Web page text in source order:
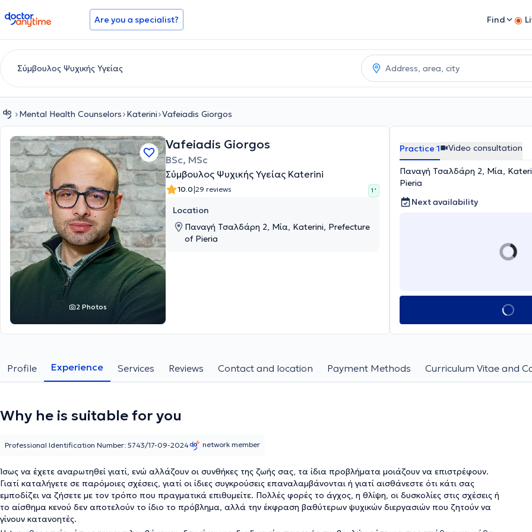
doctoranytime Are you a specialist? Find
Mental Health Counselors Katerini Vafeiadis Giorgos
2 Photos
Vafeiadis Giorgos
BSc, MSc
Σύμβουλος Ψυχικής Υγείας Katerini
10.0|29 reviews 1 '
Location
Παναγή Τσαλδάρη 2, Μία, Katerini, Prefecture
of Pieria
Practice 1 Video consultation
Παναγή Τσαλδάρη 2, Μία,
Pieria
Next availability
Profile Experience Services Reviews Contact and location Payment Methods Curriculum Vitae and
Why he is suitable for you
Ίσως να έχετε αναρωτηθεί γιατί, ενώ αλλάζουν οι συνθήκες της ζωής σας, τα ίδια προβλήματα μοιάζουν να επιστρέφουν.
Γιατί καταλήγετε σε παρόμοιες σχέσεις, γιατί οι ίδιες συγκρούσεις επαναλαμβάνονται ή γιατί αισθάνεστε ότι κάτι σας
εμποδίζει να ζήσετε με τον τρόπο που πραγματικά επιθυμείτε. Πολλές φορές το άγχος, η θλίψη, οι δυσκολίες στις σχέσεις ή
το αίσθημα κενού δεν αποτελούν το ίδιο το πρόβλημα, αλλά την έκφραση βαθύτερων ψυχικών διεργασιών που ζητούν να
γίνουν κατανοητές.
Professional Identification Number: 5743/17-09-2024 network member